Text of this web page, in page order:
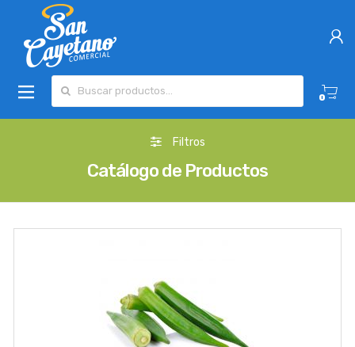
0
Filtros
Catálogo de Productos